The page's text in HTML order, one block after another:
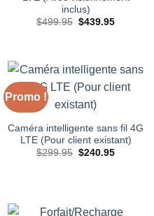
inclus)
$499.95 Le
$439.95Le
Promo !
Caméra intelligente sans fil 4G
LTE (Pour client existant)
$299.95 Le
$240.95Le